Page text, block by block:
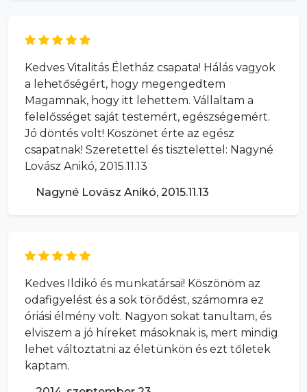
Kedves Vitalitás Életház csapata! Hálás vagyok
a lehetőségért, hogy megengedtem
Magamnak, hogy itt lehettem. Vállaltam a
felelősséget saját testemért, egészségemért.
Jó döntés volt! Köszönet érte az egész
csapatnak! Szeretettel és tisztelettel: Nagyné
Lovász Anikó, 2015.11.13
Nagyné Lovász Anikó, 2015.11.13
Kedves Ildikó és munkatársai! Köszönöm az
odafigyelést és a sok törődést, számomra ez
óriási élmény volt. Nagyon sokat tanultam, és
elviszem a jó híreket másoknak is, mert mindig
lehet változtatni az életünkön és ezt tőletek
kaptam.